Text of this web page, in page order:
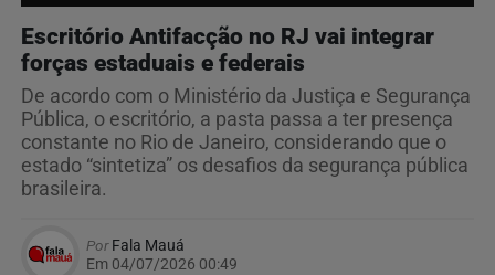
Escritório Antifacção no RJ vai integrar
forças estaduais e federais
De acordo com o Ministério da Justiça e Segurança
Pública, o escritório, a pasta passa a ter presença
constante no Rio de Janeiro, considerando que o
estado “sintetiza” os desafios da segurança pública
brasileira.
PorFala Mauá
Em 04/07/2026 00:49